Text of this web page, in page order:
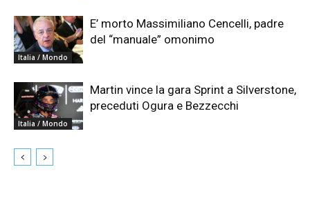
Italia / Mondo
E’ morto Massimiliano Cencelli, padre
del “manuale” omonimo
Italia / Mondo
Martin vince la gara Sprint a Silverstone,
preceduti Ogura e Bezzecchi